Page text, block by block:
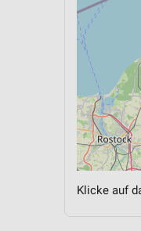
Klicke auf